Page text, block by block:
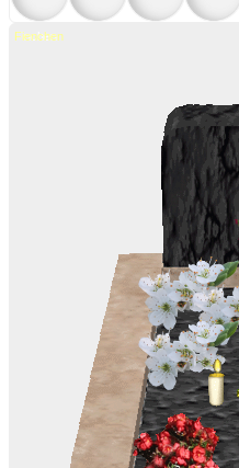
Finchen
Fienchen